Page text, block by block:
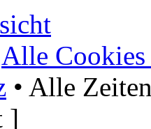
Alle Cookies
• Alle
]